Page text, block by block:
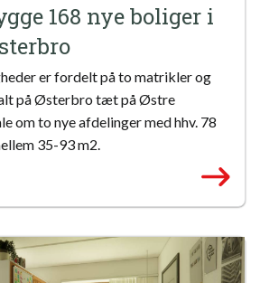
168 nye boliger i
er fordelt på to matrikler og
på Østerbro tæt på Østre
om to nye afdelinger med hhv. 78
35-93 m2.